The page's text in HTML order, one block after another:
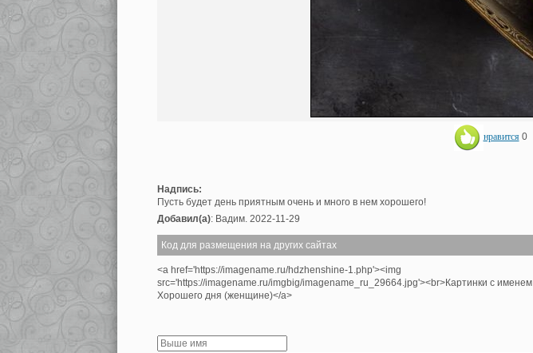
нравится 0
Надпись:
Пусть будет день приятным очень и много в нем хорошего!
Добавил(а): Вадим. 2022-11-29
Код для размещения на других сайтах
<a href='https://imagename.ru/hdzhenshine-1.php'><img
src='https://imagename.ru/imgbig/imagename_ru_29664.jpg'><br>Картинки с именем
Хорошего дня (женщине)</a>